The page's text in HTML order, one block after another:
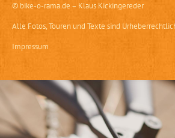
© bike-o-rama.de – Klaus Kickingereder
Alle Fotos, Touren und Texte sind
Impressum